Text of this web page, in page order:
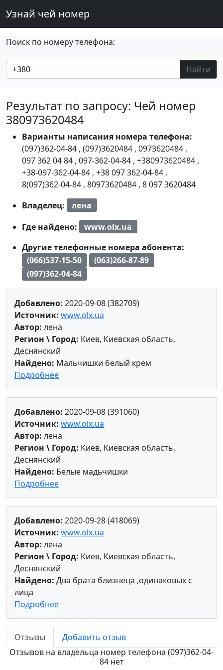
Узнай чей номер
Поиск по номеру телефона:
Найти
Результат по запросу: Чей номер
380973620484
Варианты написания номера телефона:
(097)362-04-84 , (097)3620484 , 0973620484 ,
097 362 04 84 , 097-362-04-84 , +380973620484 ,
+38-097-362-04-84 , +38 097 362-04-84 ,
8(097)362-04-84 , 80973620484 , 8 097 3620484
Владелец:
лена
Где найдено:
www.olx.ua
Другие телефонные номера абонента:
(066)537-15-50
(063)266-87-89
(097)362-04-84
Добавлено: 2020-09-08 (382709)
Источник: www.olx.ua
Автор: лена
Регион \ Город: Киев, Киевская область,
Деснянский
Найдено: Мальчишки белый крем
Подробнее
Добавлено: 2020-09-08 (391060)
Источник: www.olx.ua
Автор: лена
Регион \ Город: Киев, Киевская область,
Деснянский
Найдено: Белые мадьчишки
Подробнее
Добавлено: 2020-09-28 (418069)
Источник: www.olx.ua
Автор: лена
Регион \ Город: Киев, Киевская область,
Деснянский
Найдено: Два брата близнеца ,одинаковых с
лица
Подробнее
Отзывы
Добавить отзыв
Отзывов на владельца номер телефона (097)362-04-
84 нет